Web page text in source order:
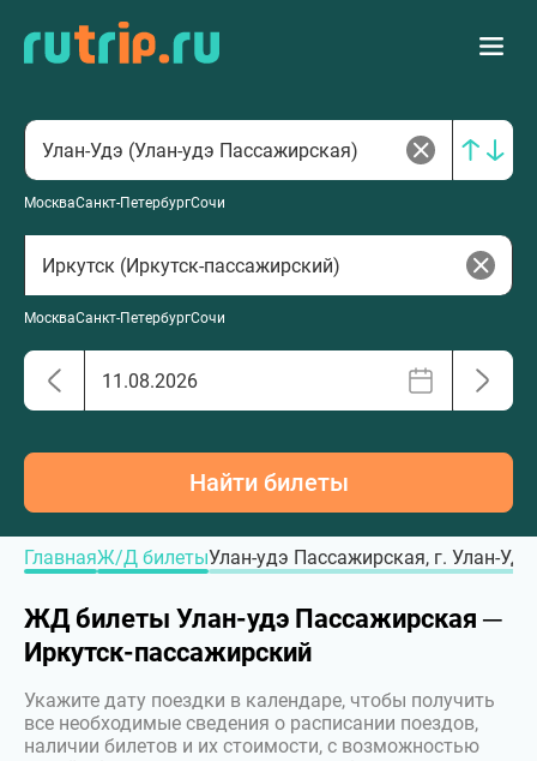
МоскваСанкт-ПетербургСочи
МоскваСанкт-ПетербургСочи
Найти билеты
ГлавнаяЖ/Д билетыУлан-удэ Пассажирская, г. Улан-
ЖД билеты Улан-удэ Пассажирская ─
Иркутск-пассажирский
Укажите дату поездки в календаре, чтобы получить
все необходимые сведения о расписании поездов,
наличии билетов и их стоимости, с возможностью